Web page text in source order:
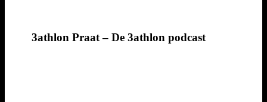
3athlon Praat – De 3athlon podcast